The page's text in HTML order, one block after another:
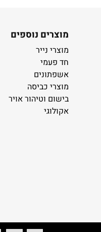
מוצרים נוספים
מוצרי נייר
חד פעמי
אשפתונים
מוצרי כביסה
בישום וטיהור אויר
אקולוגי